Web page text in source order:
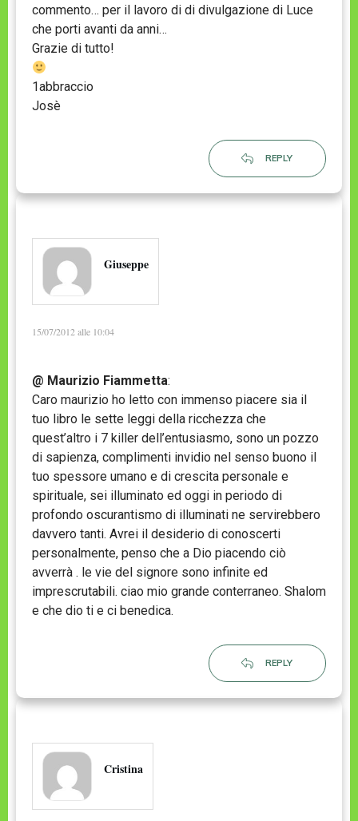
commento… per il lavoro di di divulgazione di Luce
che porti avanti da anni…
Grazie di tutto!
1abbraccio
Josè
REPLY
Giuseppe
15/07/2012 alle 10:04
@ Maurizio Fiammetta:
Caro maurizio ho letto con immenso piacere sia il
tuo libro le sette leggi della ricchezza che
quest’altro i 7 killer dell’entusiasmo, sono un pozzo
di sapienza, complimenti invidio nel senso buono il
tuo spessore umano e di crescita personale e
spirituale, sei illuminato ed oggi in periodo di
profondo oscurantismo di illuminati ne servirebbero
davvero tanti. Avrei il desiderio di conoscerti
personalmente, penso che a Dio piacendo ciò
avverrà . le vie del signore sono infinite ed
imprescrutabili. ciao mio grande conterraneo. Shalom
e che dio ti e ci benedica.
REPLY
Cristina